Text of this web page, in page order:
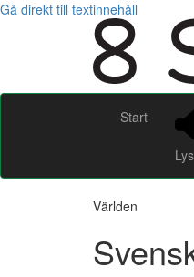
Gå direkt till textinnehåll
Start
Världen